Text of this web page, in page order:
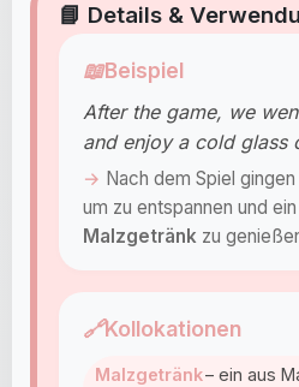
📘 Details &
📖Beispiel
After the game, we
and enjoy a cold glass
Nach dem Spiel
um zu entspannen und
Malzgetränk zu
🔗Kollokationen
Malzgetränk– ein aus